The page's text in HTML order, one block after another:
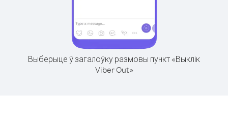
Выберыце ў загалоўку размовы пункт «Выклік
Viber Out»